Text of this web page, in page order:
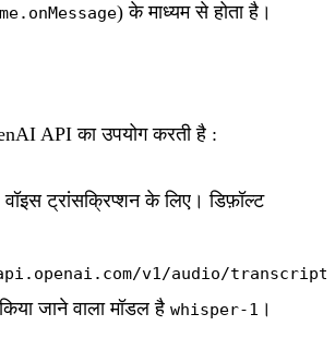
) के माध्यम से होता है।
API का उपयोग करती है :
वॉइस ट्रांसक्रिप्शन के लिए। डिफ़ॉल्ट
v1/audio/
जाने वाला मॉडल है whisper-1 ।